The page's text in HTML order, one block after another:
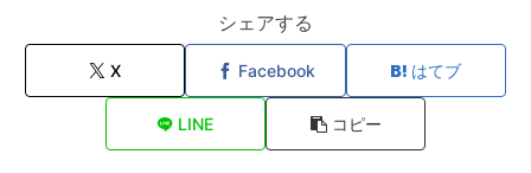
シェアする
X Facebook はてブ
LINE コピー